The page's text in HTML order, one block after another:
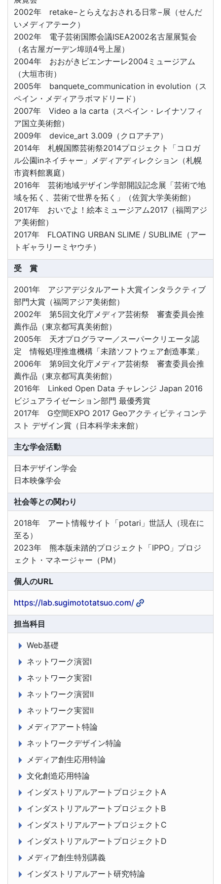
2002年 retake−とらえなおされる日常−展（せんだ
いメディアテーク）
2002年 電子芸術国際会議ISEA2002名古屋展覧会
（名古屋ガーデン埠頭4号上屋）
2004年 おおがきビエンナーレ2004ミュージアム
（大垣市街）
2005年 banquete_communication in evolution（ス
ペイン・メディアラボマドリード）
2007年 Video a la carta（スペイン・レイナソフィ
ア国立美術館）
2009年 device_art 3.009（クロアチア）
2014年 札幌国際芸術祭2014プロジェクト「コロガ
ル公園inネイチャー」メディアディレクション（札幌
市資料館裏庭）
2016年 芸術地域デザイン学部開設記念展「芸術で地
域を拓く、芸術で世界を拓く」（佐賀大学美術館）
2017年 おいでよ！絵本ミュージアム2017（福岡アジ
ア美術館）
2017年 FLOATING URBAN SLIME / SUBLIME（アー
トギャラリーミヤウチ）
受 賞
2001年 アジアデジタルアート大賞インタラクティブ
部門大賞（福岡アジア美術館）
2002年 第5回文化庁メディア芸術祭 審査委員会推
薦作品（東京都写真美術館）
2005年 天才プログラマー／スーパークリエータ認
定 情報処理推進機構「未踏ソフトウェア創造事業」
2006年 第9回文化庁メディア芸術祭 審査委員会推
薦作品（東京都写真美術館）
2016年 Linked Open Data チャレンジ Japan 2016
ビジュアライゼーション部門 最優秀賞
2017年 G空間EXPO 2017 Geoアクティビティコンテ
スト デザイン賞（日本科学未来館）
主な学会活動
日本デザイン学会
日本映像学会
社会等との関わり
2018年 アート情報サイト「potari」世話人（現在に
至る）
2023年 熊本版未踏的プロジェクト「IPPO」プロジ
ェクト・マネージャー（PM）
個人のURL
https://lab.sugimototatsuo.com/
担当科目
Web基礎
ネットワーク演習Ⅰ
ネットワーク実習Ⅰ
ネットワーク演習Ⅱ
ネットワーク実習Ⅱ
メディアアート特論
ネットワークデザイン特論
メディア創生応用特論
文化創造応用特論
インダストリアルアートプロジェクトA
インダストリアルアートプロジェクトB
インダストリアルアートプロジェクトC
インダストリアルアートプロジェクトD
メディア創生特別講義
インダストリアルアート研究特論